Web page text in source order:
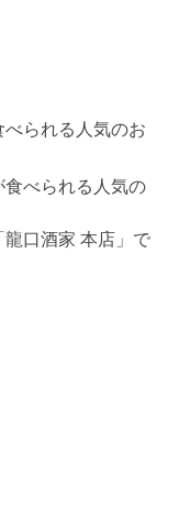
べられる人気の
口酒家 本店」で